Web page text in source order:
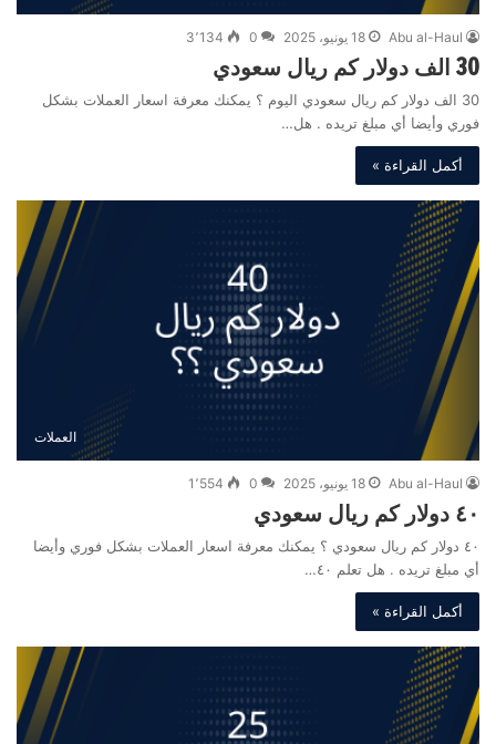
Abu al-Haul 18 يونيو، 2025 0 3٬134
30 الف دولار كم ريال سعودي
30 الف دولار كم ريال سعودي اليوم ؟ يمكنك معرفة اسعار العملات بشكل
فوري وأيضا أي مبلغ تريده . هل…
أكمل القراءة »
العملات
Abu al-Haul 18 يونيو، 2025 0 1٬554
٤٠ دولار كم ريال سعودي
٤٠ دولار كم ريال سعودي ؟ يمكنك معرفة اسعار العملات بشكل فوري وأيضا
أي مبلغ تريده . هل تعلم ٤٠…
أكمل القراءة »